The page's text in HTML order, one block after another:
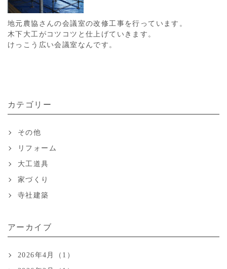
地元農協さんの会議室の改修工事を行っています。
木下大工がコツコツと仕上げていきます。
けっこう広い会議室なんです。
カテゴリー
その他
リフォーム
大工道具
家づくり
寺社建築
アーカイブ
2026年4月（1）